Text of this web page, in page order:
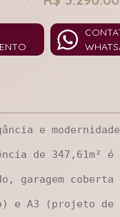
e
de 347,61m²
garagem
A3 (projeto de